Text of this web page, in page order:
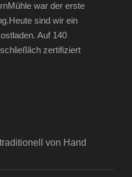
war der erste
sind wir ein
Auf 140
zertifiziert
von Hand